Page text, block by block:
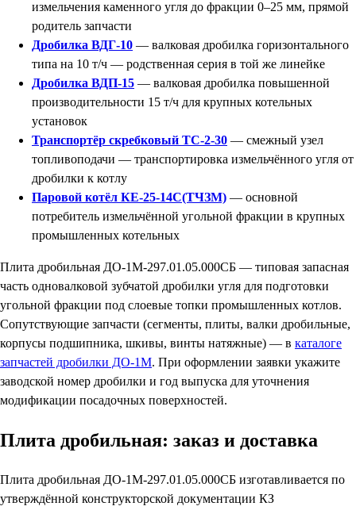
измельчения каменного угля до фракции 0–25 мм, прямой
родитель запчасти
Дробилка ВДГ-10 — валковая дробилка горизонтального
типа на 10 т/ч — родственная серия в той же линейке
Дробилка ВДП-15 — валковая дробилка повышенной
производительности 15 т/ч для крупных котельных
установок
Транспортёр скребковый ТС-2-30 — смежный узел
топливоподачи — транспортировка измельчённого угля от
дробилки к котлу
Паровой котёл КЕ-25-14С(ТЧЗМ) — основной
потребитель измельчённой угольной фракции в крупных
промышленных котельных
Плита дробильная ДО-1М-297.01.05.000СБ — типовая запасная
часть одновалковой зубчатой дробилки угля для подготовки
угольной фракции под слоевые топки промышленных котлов.
Сопутствующие запчасти (сегменты, плиты, валки дробильные,
корпусы подшипника, шкивы, винты натяжные) — в каталоге
запчастей дробилки ДО-1М. При оформлении заявки укажите
заводской номер дробилки и год выпуска для уточнения
модификации посадочных поверхностей.
Плита дробильная: заказ и доставка
Плита дробильная ДО-1М-297.01.05.000СБ изготавливается по
утверждённой конструкторской документации КЗ